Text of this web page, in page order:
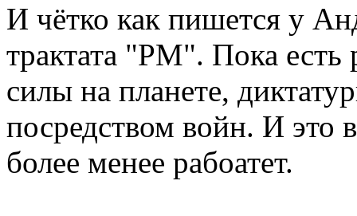
И чётко как пишется у
трактата "РМ". Пока есть
силы на планете,
посредством войн. И это
более менее рабоатет.